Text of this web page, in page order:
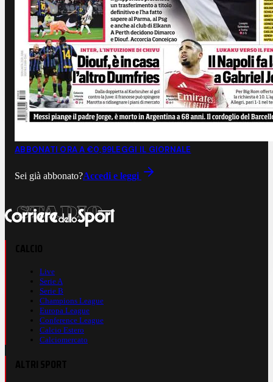
ABBONATI ORA A €0,99LEGGI IL GIORNALE
Sei già abbonato?Accedi e leggi
Live
Serie A
Serie B
Champions League
Europa League
Conference League
Calcio Estero
Calciomercato